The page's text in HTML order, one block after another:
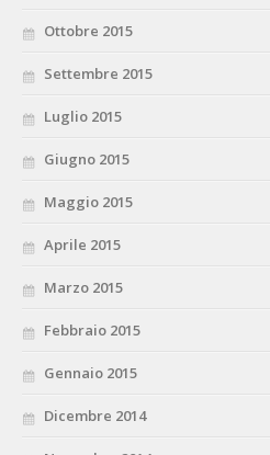
Ottobre 2015
Settembre 2015
Luglio 2015
Giugno 2015
Maggio 2015
Aprile 2015
Marzo 2015
Febbraio 2015
Gennaio 2015
Dicembre 2014